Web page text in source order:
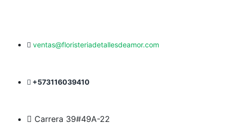
ventas@floristeriadetallesdeamor.com
+573116039410
Carrera 39#49A-22